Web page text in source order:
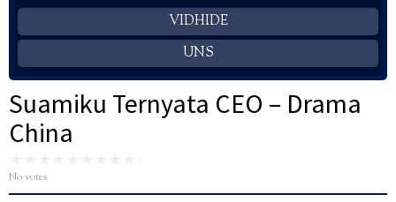
VIDHIDE
UNS
Suamiku Ternyata CEO – Drama
China
No votes